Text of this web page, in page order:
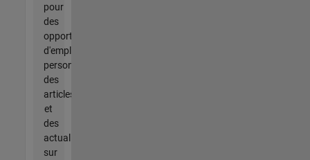
pour
des
opportunités
d'emploi
personnalisées,
des
articles
et
des
actualités
sur